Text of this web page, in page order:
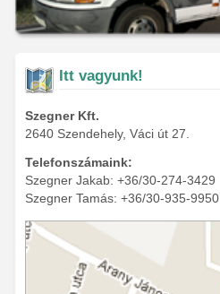
Itt vagyunk!
Szegner Kft.
2640 Szendehely, Váci út 27.
Telefonszámaink:
Szegner Jakab: +36/30-274-3429
Szegner Tamás: +36/30-935-9950